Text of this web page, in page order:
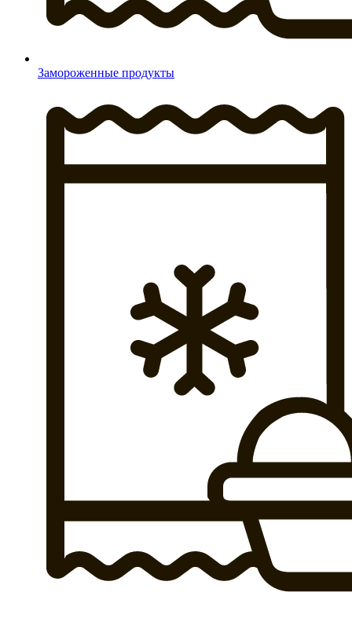
Замороженные продукты